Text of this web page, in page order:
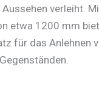
verleiht.
etwa 1200 mm
für das Anlehnen